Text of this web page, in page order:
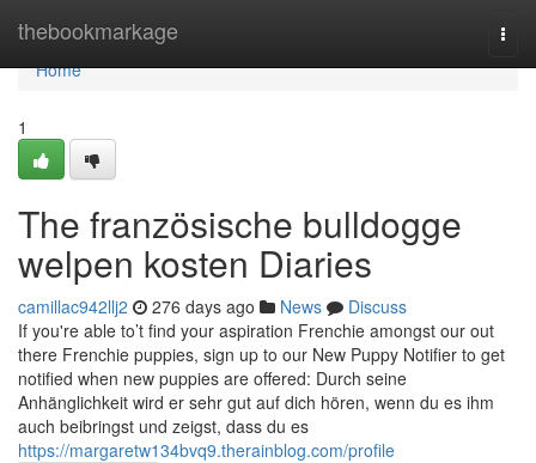
thebookmarkage
Home
Home
1
The französische bulldogge
welpen kosten Diaries
camillac942llj2 276 days ago News
Discuss
If you're able to’t find your aspiration Frenchie amongst our out
there Frenchie puppies, sign up to our New Puppy Notifier to get
notified when new puppies are offered: Durch seine
Anhänglichkeit wird er sehr gut auf dich hören, wenn du es ihm
auch beibringst und zeigst, dass du es
https://margaretw134bvq9.therainblog.com/profile